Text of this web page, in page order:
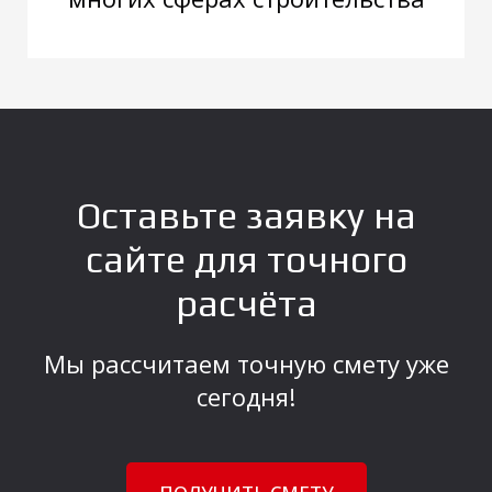
Оставьте заявку на
сайте для точного
расчёта
Мы рассчитаем точную смету уже
сегодня!